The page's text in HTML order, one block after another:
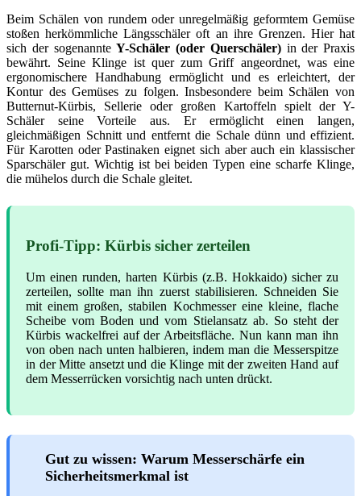
Beim Schälen von rundem oder unregelmäßig geformtem Gemüse
stoßen herkömmliche Längsschäler oft an ihre Grenzen. Hier hat
sich der sogenannteY-Schäler (oder Querschäler)in der Praxis
bewährt. Seine Klinge ist quer zum Griff angeordnet, was eine
ergonomischere Handhabung ermöglicht und es erleichtert, der
Kontur des Gemüses zu folgen. Insbesondere beim Schälen von
Butternut-Kürbis, Sellerie oder großen Kartoffeln spielt der Y-
Schäler seine Vorteile aus. Er ermöglicht einen langen,
gleichmäßigen Schnitt und entfernt die Schale dünn und effizient.
Für Karotten oder Pastinaken eignet sich aber auch ein klassischer
Sparschäler gut. Wichtig ist bei beiden Typen eine scharfe Klinge,
die mühelos durch die Schale gleitet.
Profi-Tipp: Kürbis sicher zerteilen
Um einen runden, harten Kürbis (z.B. Hokkaido) sicher zu
zerteilen, sollte man ihn zuerst stabilisieren. Schneiden Sie
mit einem großen, stabilen Kochmesser eine kleine, flache
Scheibe vom Boden und vom Stielansatz ab. So steht der
Kürbis wackelfrei auf der Arbeitsfläche. Nun kann man ihn
von oben nach unten halbieren, indem man die Messerspitze
in der Mitte ansetzt und die Klinge mit der zweiten Hand auf
dem Messerrücken vorsichtig nach unten drückt.
Gut zu wissen: Warum Messerschärfe ein
Sicherheitsmerkmal ist